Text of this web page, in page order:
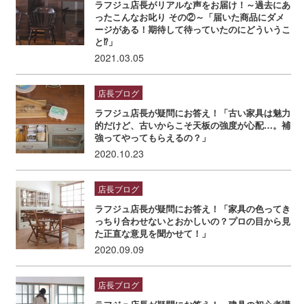
ラフジュ店長がリアルな声をお届け！～過去にあ
ったこんなお叱り その②～「届いた商品にダメ
ージがある！期待して待っていたのにどういうこ
と⁉」
2021.03.05
店長ブログ
ラフジュ店長が疑問にお答え！「古い家具は魅力
的だけど、古いからこそ天板の強度が心配…。補
強ってやってもらえるの？」
2020.10.23
店長ブログ
ラフジュ店長が疑問にお答え！「家具の色ってき
っちり合わせないとおかしいの？プロの目から見
た正直な意見を聞かせて！」
2020.09.09
店長ブログ